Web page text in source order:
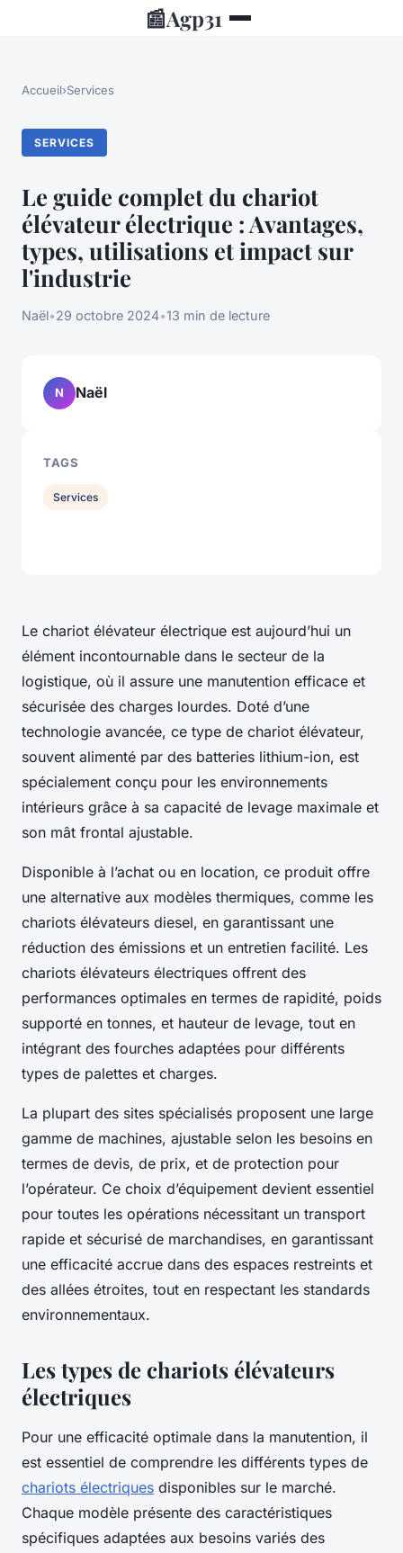
📰Agp31
Accueil›Services
SERVICES
Le guide complet du chariot
élévateur électrique : Avantages,
types, utilisations et impact sur
l'industrie
Naël•29 octobre 2024•13 min de lecture
Le chariot élévateur électrique est aujourd’hui un
élément incontournable dans le secteur de la
logistique, où il assure une manutention efficace et
sécurisée des charges lourdes. Doté d’une
technologie avancée, ce type de chariot élévateur,
souvent alimenté par des batteries lithium-ion, est
spécialement conçu pour les environnements
intérieurs grâce à sa capacité de levage maximale et
son mât frontal ajustable.
Disponible à l’achat ou en location, ce produit offre
une alternative aux modèles thermiques, comme les
chariots élévateurs diesel, en garantissant une
réduction des émissions et un entretien facilité. Les
chariots élévateurs électriques offrent des
performances optimales en termes de rapidité, poids
supporté en tonnes, et hauteur de levage, tout en
intégrant des fourches adaptées pour différents
types de palettes et charges.
La plupart des sites spécialisés proposent une large
gamme de machines, ajustable selon les besoins en
termes de devis, de prix, et de protection pour
l’opérateur. Ce choix d’équipement devient essentiel
pour toutes les opérations nécessitant un transport
rapide et sécurisé de marchandises, en garantissant
une efficacité accrue dans des espaces restreints et
des allées étroites, tout en respectant les standards
environnementaux.
Les types de chariots élévateurs
électriques
Pour une efficacité optimale dans la manutention, il
est essentiel de comprendre les différents types de
chariots électriques disponibles sur le marché.
Chaque modèle présente des caractéristiques
spécifiques adaptées aux besoins variés des
N Naël
TAGS
Services